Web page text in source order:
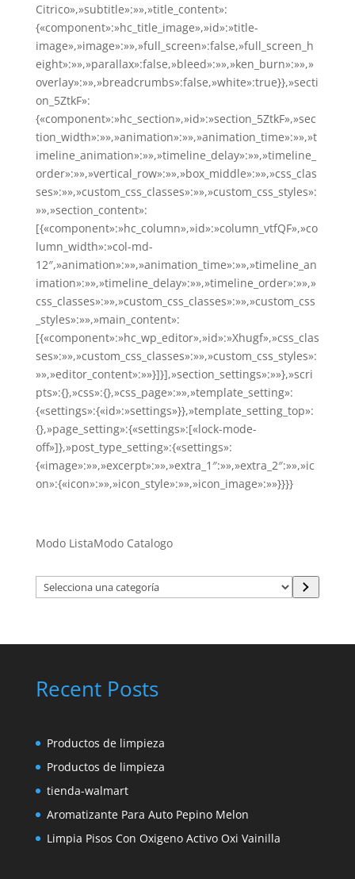
Citrico»,»subtitle»:»»,»title_content»:
{«component»:»hc_title_image»,»id»:»title-
image»,»image»:»»,»full_screen»:false,»full_screen_h
eight»:»»,»parallax»:false,»bleed»:»»,»ken_burn»:»»,»
overlay»:»»,»breadcrumbs»:false,»white»:true}},»secti
on_5ZtkF»:
{«component»:»hc_section»,»id»:»section_5ZtkF»,»sec
tion_width»:»»,»animation»:»»,»animation_time»:»»,»t
imeline_animation»:»»,»timeline_delay»:»»,»timeline_
order»:»»,»vertical_row»:»»,»box_middle»:»»,»css_clas
ses»:»»,»custom_css_classes»:»»,»custom_css_styles»:
»»,»section_content»:
[{«component»:»hc_column»,»id»:»column_vtfQF»,»co
lumn_width»:»col-md-
12″,»animation»:»»,»animation_time»:»»,»timeline_an
imation»:»»,»timeline_delay»:»»,»timeline_order»:»»,»
css_classes»:»»,»custom_css_classes»:»»,»custom_css
_styles»:»»,»main_content»:
[{«component»:»hc_wp_editor»,»id»:»Xhugf»,»css_clas
ses»:»»,»custom_css_classes»:»»,»custom_css_styles»:
»»,»editor_content»:»»}]}],»section_settings»:»»},»scri
pts»:{},»css»:{},»css_page»:»»,»template_setting»:
{«settings»:{«id»:»settings»}},»template_setting_top»:
{},»page_setting»:{«settings»:[«lock-mode-
off»]},»post_type_setting»:{«settings»:
{«image»:»»,»excerpt»:»»,»extra_1″:»»,»extra_2″:»»,»ic
on»:{«icon»:»»,»icon_style»:»»,»icon_image»:»»}}}}
Modo ListaModo Catalogo
Selecciona
una
Recent Posts
Productos de limpieza
Productos de limpieza
tienda-walmart
Aromatizante Para Auto Pepino Melon
Limpia Pisos Con Oxigeno Activo Oxi Vainilla